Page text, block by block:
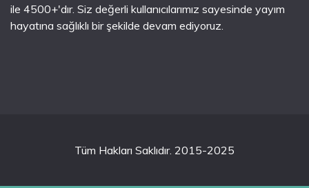
ile 4500+'dır. Siz değerli kullanıcılarımız sayesinde yayım
hayatına sağlıklı bir şekilde devam ediyoruz.
Tüm Hakları Saklıdır. 2015-2025